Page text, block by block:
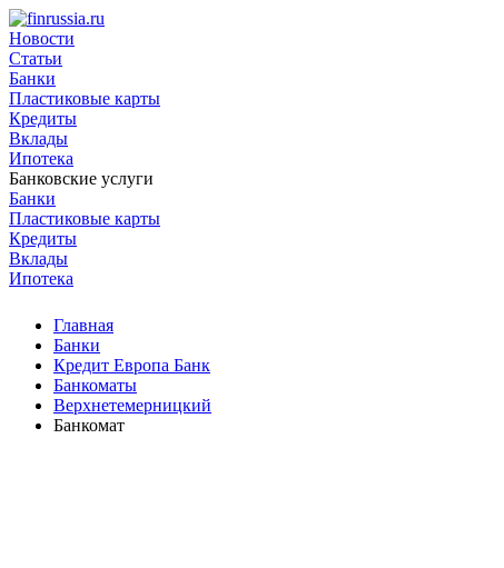
Новости
Статьи
Банки
Пластиковые карты
Кредиты
Вклады
Ипотека
Банковские услуги
Банки
Пластиковые карты
Кредиты
Вклады
Ипотека
Главная
Банки
Кредит Европа Банк
Банкоматы
Верхнетемерницкий
Банкомат